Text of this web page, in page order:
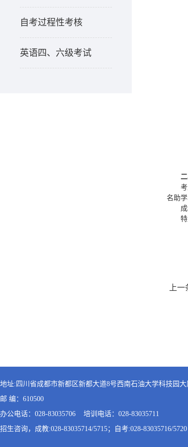
自考过程性考核
英语四、六级考试
名助
特
上一
地址:四川省成都市新都区新都大道8号西南石油大学科技园大
邮 编：610500
办公电话：028-83035706 培训电话：028-83035711
招生咨询，成教:028-83035714/5715；自考:028-83035716/5720